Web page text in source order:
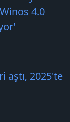
4.0
aştı, 2025'te